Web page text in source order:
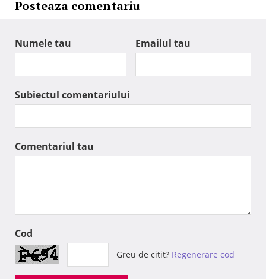
Posteaza comentariu
Numele tau Emailul tau
Subiectul comentariului
Comentariul tau
Cod
Greu de citit? Regenerare cod